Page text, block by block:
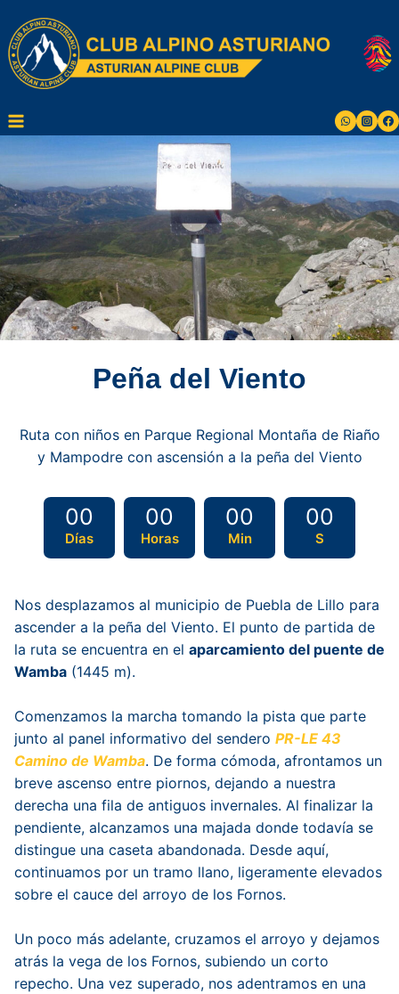
contenido
Peña del Viento
Ruta con niños en Parque Regional Montaña de Riaño
y Mampodre con ascensión a la peña del Viento
00
Días
00
Horas
00
Min
00
S
Nos desplazamos al municipio de Puebla de Lillo para
ascender a la peña del Viento. El punto de partida de
la ruta se encuentra en el aparcamiento del puente de
Wamba (1445 m).
Comenzamos la marcha tomando la pista que parte
junto al panel informativo del sendero PR-LE 43
Camino de Wamba. De forma cómoda, afrontamos un
breve ascenso entre piornos, dejando a nuestra
derecha una fila de antiguos invernales. Al finalizar la
pendiente, alcanzamos una majada donde todavía se
distingue una caseta abandonada. Desde aquí,
continuamos por un tramo llano, ligeramente elevados
sobre el cauce del arroyo de los Fornos.
Un poco más adelante, cruzamos el arroyo y dejamos
atrás la vega de los Fornos, subiendo un corto
repecho. Una vez superado, nos adentramos en una